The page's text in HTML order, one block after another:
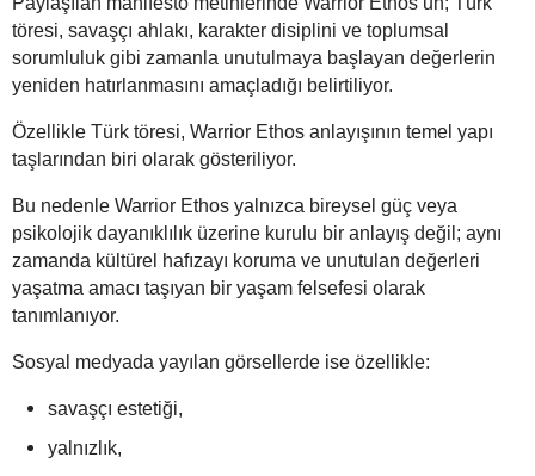
töresi, savaşçı ahlakı, karakter disiplini ve toplumsal
sorumluluk gibi zamanla unutulmaya başlayan değerlerin
yeniden hatırlanmasını amaçladığı belirtiliyor.
Özellikle Türk töresi, Warrior Ethos anlayışının temel yapı
taşlarından biri olarak gösteriliyor.
Bu nedenle Warrior Ethos yalnızca bireysel güç veya
psikolojik dayanıklılık üzerine kurulu bir anlayış değil; aynı
zamanda kültürel hafızayı koruma ve unutulan değerleri
yaşatma amacı taşıyan bir yaşam felsefesi olarak
tanımlanıyor.
Sosyal medyada yayılan görsellerde ise özellikle:
savaşçı estetiği,
yalnızlık,